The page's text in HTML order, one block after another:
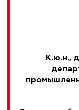
К.ю.н.,